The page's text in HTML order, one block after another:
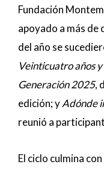
Fundación
apoyado a más
del año se
Veinticuatro años
Generación 2025,
edición; yAdónde
reunió a
El ciclo culmina con